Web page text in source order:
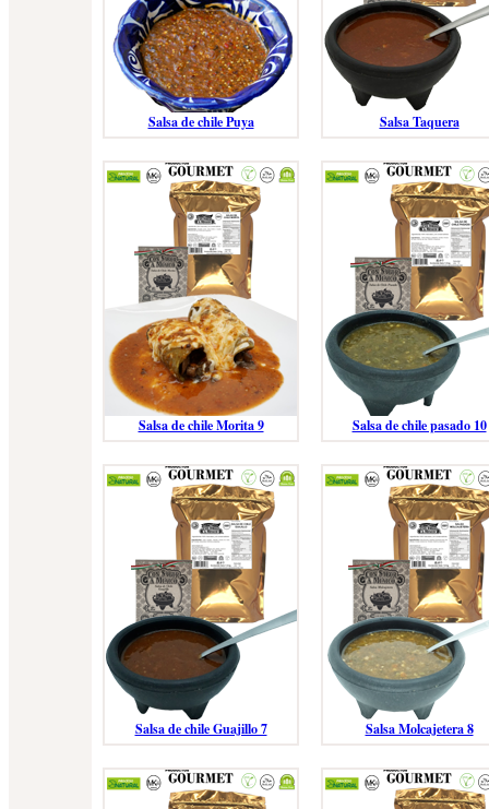
Salsa de chile Puya Salsa Taquera
Salsa de chile Morita 9 Salsa de chile pasado 10
Salsa de chile Guajillo 7 Salsa Molcajetera 8